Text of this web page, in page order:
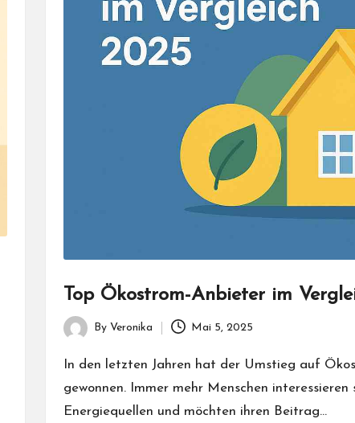
Top Ökostrom-Anbieter im
Posted
by
By Veronika Mai 5, 2025
In den letzten Jahren hat der Umstieg auf
gewonnen. Immer mehr Menschen
Energiequellen und möchten ihren Beitrag…